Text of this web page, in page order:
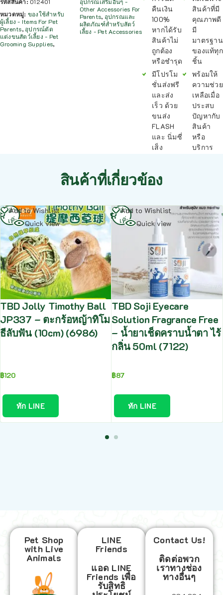
หมวดหมู่: ของใช้สำหรับ
ผู้เลี้ยง - Items For Pet
Parents, อุปกรณ์ตัด
แต่งขนสัตว์เลี้ยง - Pet
Grooming Supplies,
Other Accessories For
Parents, อุปกรณและ
ผลิตภัณฑ์สำหรับสัตว์
เลี้ยง - Pet Accessories
คืนเงิน
100%
หากได้รับ
สินค้าไม่
ถูกต้อง
หรือชำรุด
มีโปรโม
ชั่นส่งฟรี
และส่ง
เร็ว ด้วย
ขนส่ง
FLASH
และ นิ่มซี่
เส็ง
สินค้าที่มี
คุณภาพดี
มี
มาตรฐาน
ของแท้ทุก
ชิ้น
พร้อมให้
ความช่วย
เหลือเมื่อ
ประสบ
ปัญหากับ
สินค้า
หรือ
บริการ
สินค้าที่เกี่ยวข้อง
Add to Wishlist
Quick view
TBD Jolly Timothy Ball
JP337 – ตะกร้อหญ้าทิโม
ธีลับฟัน (10cm) (6986)
฿120
ทัก LINE
อ่าน
เพิ่ม
Add to Wishlist
Quick view
TBD Soji Eyecare
Solution Fragrance Free
– น้ำยาเช็ดคราบน้ำตา ไร้
กลิ่น 50ml (7122)
฿87
ทัก LINE
อ่าน
เพิ่ม
Pet Shop
with Live
Animals
LINE
Friends
แอด LINE
Friends เพื่อ
รับสิทธิ
Contact Us!
ติดต่อพวก
เราทางช่อง
ทางอื่นๆ